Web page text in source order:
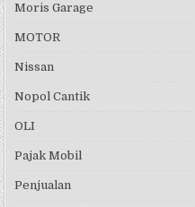
Moris Garage
MOTOR
Nissan
Nopol Cantik
OLI
Pajak Mobil
Penjualan